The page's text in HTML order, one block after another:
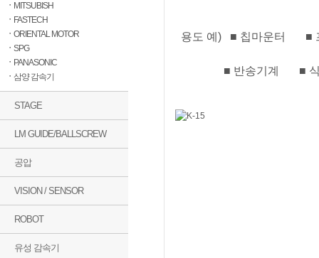
ㆍ MITSUBISH
ㆍ FASTECH
ㆍ ORIENTAL MOTOR
ㆍ SPG
ㆍ PANASONIC
ㆍ 삼양 감속기
STAGE
LM GUIDE/BALLSCREW
공압
VISION / SENSOR
ROBOT
유성 감속기
용도 예) ■ 칩마운터 ■
■ 반송기계 ■ 식품